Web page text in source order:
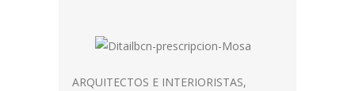
ARQUITECTOS E INTERIORISTAS,